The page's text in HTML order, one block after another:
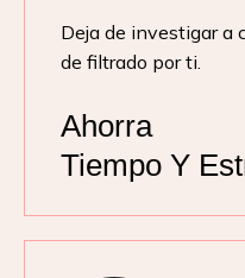
Deja de investigar a
de filtrado por ti.
Ahorra
Tiempo Y